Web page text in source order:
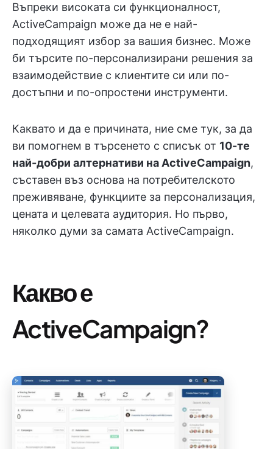
Въпреки високата си функционалност,
ActiveCampaign може да не е най-
подходящият избор за вашия бизнес. Може
би търсите по-персонализирани решения за
взаимодействие с клиентите си или по-
достъпни и по-опростени инструменти.
Каквато и да е причината, ние сме тук, за да
ви помогнем в търсенето с списък от 10-те
най-добри алтернативи на ActiveCampaign,
съставен въз основа на потребителското
преживяване, функциите за персонализация,
цената и целевата аудитория. Но първо,
няколко думи за самата ActiveCampaign.
Какво е
ActiveCampaign?